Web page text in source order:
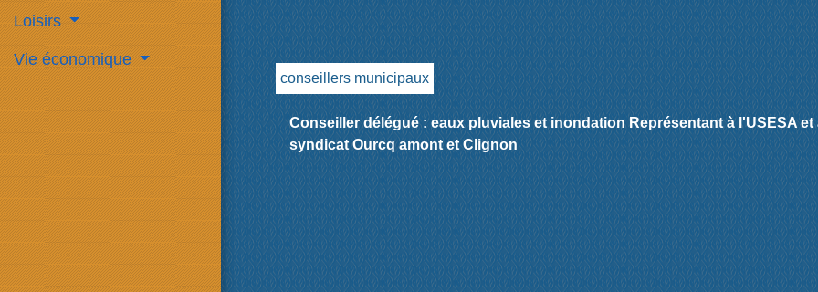
Loisirs
Vie économique
conseillers municipaux
Conseiller délégué : eaux pluviales et inondation Représentant à l'USESA et
syndicat Ourcq amont et Clignon